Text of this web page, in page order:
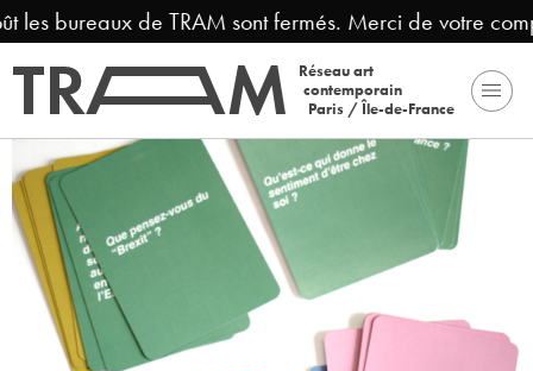
bureaux de TRAM sont fermés. Merci de votre
Réseau art
contemporain
Paris / Île-de-France